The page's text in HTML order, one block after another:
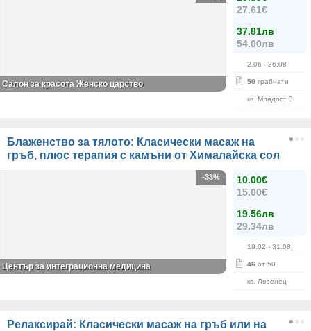
27.61€
37.81лв
54.00лв
2.06 - 26.08
50 грабнати
кв. Младост 3
Салон за красота Женско царство
Блаженство за тялото: Класически масаж на
гръб, плюс терапия с камъни от Хималайска сол
10.00€
15.00€
19.56лв
29.34лв
19.02 - 31.08
46 от 50
кв. Лозенец
-33%
Център за интеграционна медицина
Релаксирай: Класически масаж на гръб или на